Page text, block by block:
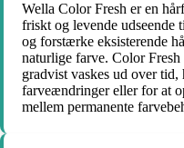
Wella Color Fresh er en
friskt og levende udseende
og forstærke eksisterende
naturlige farve. Color Fresh
gradvist vaskes ud over
farveændringer eller for at
mellem permanente